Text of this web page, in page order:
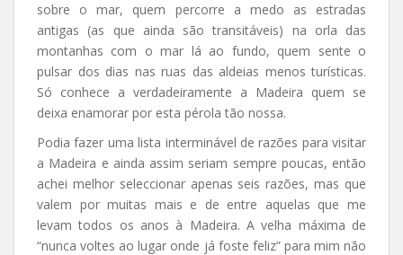
sobre o mar, quem percorre a medo as estradas
antigas (as que ainda são transitáveis) na orla das
montanhas com o mar lá ao fundo, quem sente o
pulsar dos dias nas ruas das aldeias menos turísticas.
Só conhece a verdadeiramente a Madeira quem se
deixa enamorar por esta pérola tão nossa.
Podia fazer uma lista interminável de razões para visitar
a Madeira e ainda assim seriam sempre poucas, então
achei melhor seleccionar apenas seis razões, mas que
valem por muitas mais e de entre aquelas que me
levam todos os anos à Madeira. A velha máxima de
“nunca voltes ao lugar onde já foste feliz” para mim não